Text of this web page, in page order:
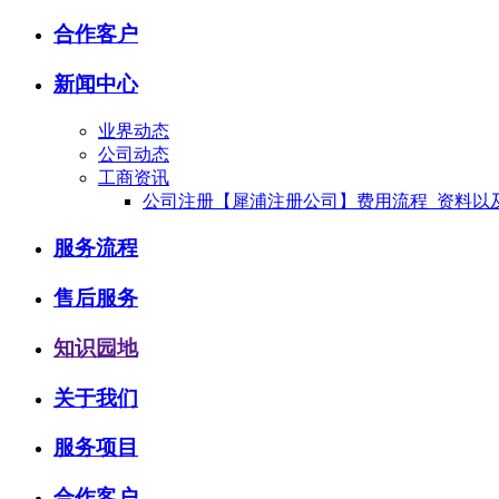
合作客户
新闻中心
业界动态
公司动态
工商资讯
公司注册【犀浦注册公司】费用流程_资料以
服务流程
售后服务
知识园地
关于我们
服务项目